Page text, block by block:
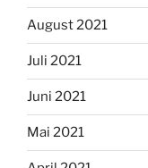
August 2021
Juli 2021
Juni 2021
Mai 2021